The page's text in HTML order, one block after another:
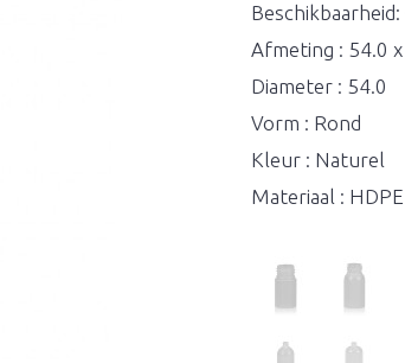
Beschikbaarheid:
Afmeting : 54.0
Diameter : 54.0
Vorm : Rond
Kleur : Naturel
Materiaal : HDPE